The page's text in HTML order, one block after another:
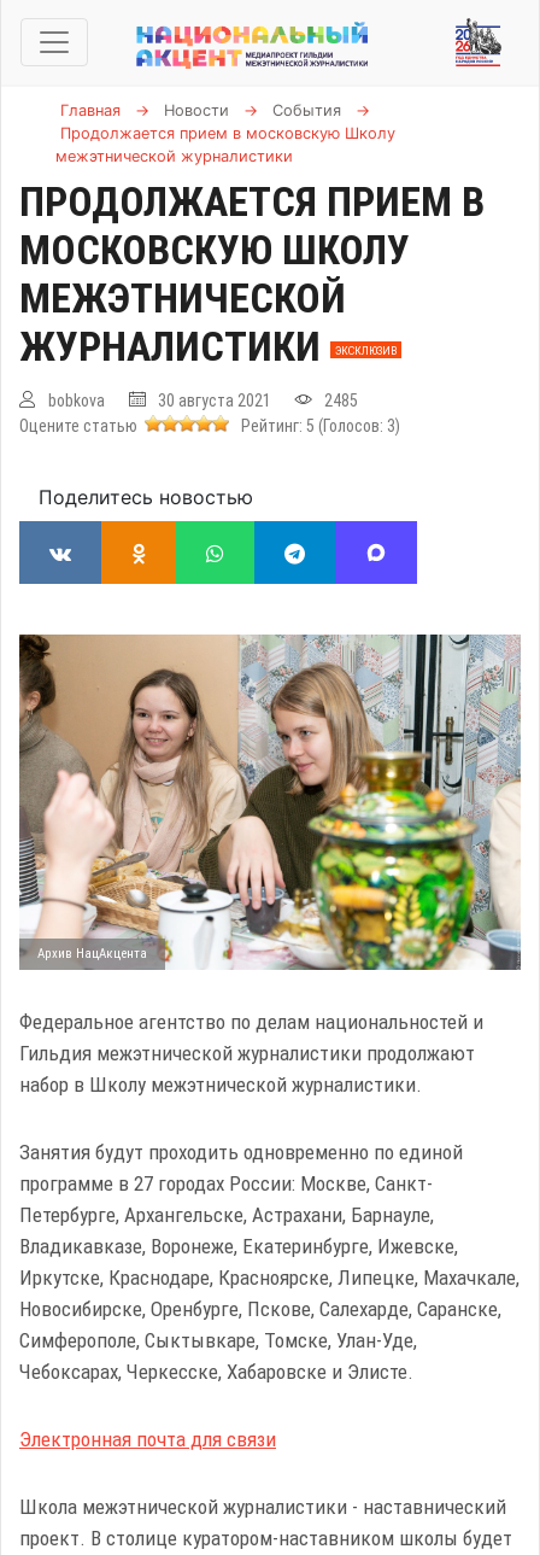
Главная → Новости → События
→
Продолжается прием в московскую Школу
межэтнической журналистики
ПРОДОЛЖАЕТСЯ ПРИЕМ В
МОСКОВСКУЮ ШКОЛУ
МЕЖЭТНИЧЕСКОЙ
ЖУРНАЛИСТИКИ
ЭКСКЛЮЗИВ
bobkova 30 августа 2021
2485
Оцените статью
Рейтинг: 5 (Голосов: 3)
Поделитесь новостью
Архив НацАкцента
Федеральное агентство по делам национальностей и
Гильдия межэтнической журналистики продолжают
набор в Школу межэтнической журналистики.
Занятия будут проходить одновременно по единой
программе в 27 городах России: Москве, Санкт-
Петербурге, Архангельске, Астрахани, Барнауле,
Владикавказе, Воронеже, Екатеринбурге, Ижевске,
Иркутске, Краснодаре, Красноярске, Липецке, Махачкале,
Новосибирске, Оренбурге, Пскове, Салехарде, Саранске,
Симферополе, Сыктывкаре, Томске, Улан-Уде,
Чебоксарах, Черкесске, Хабаровске и Элисте.
Электронная почта для связи
Школа межэтнической журналистики - наставнический
проект. В столице куратором-наставником школы будет